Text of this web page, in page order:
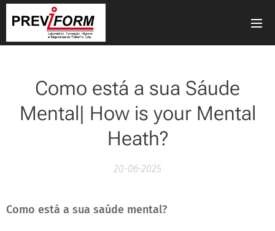
Como está a sua Sáude
Mental| How is your Mental
Heath?
20-06-2025
Como está a sua saúde mental?